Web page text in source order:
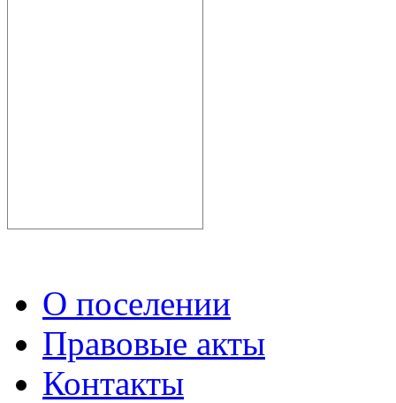
О поселении
Правовые акты
Контакты